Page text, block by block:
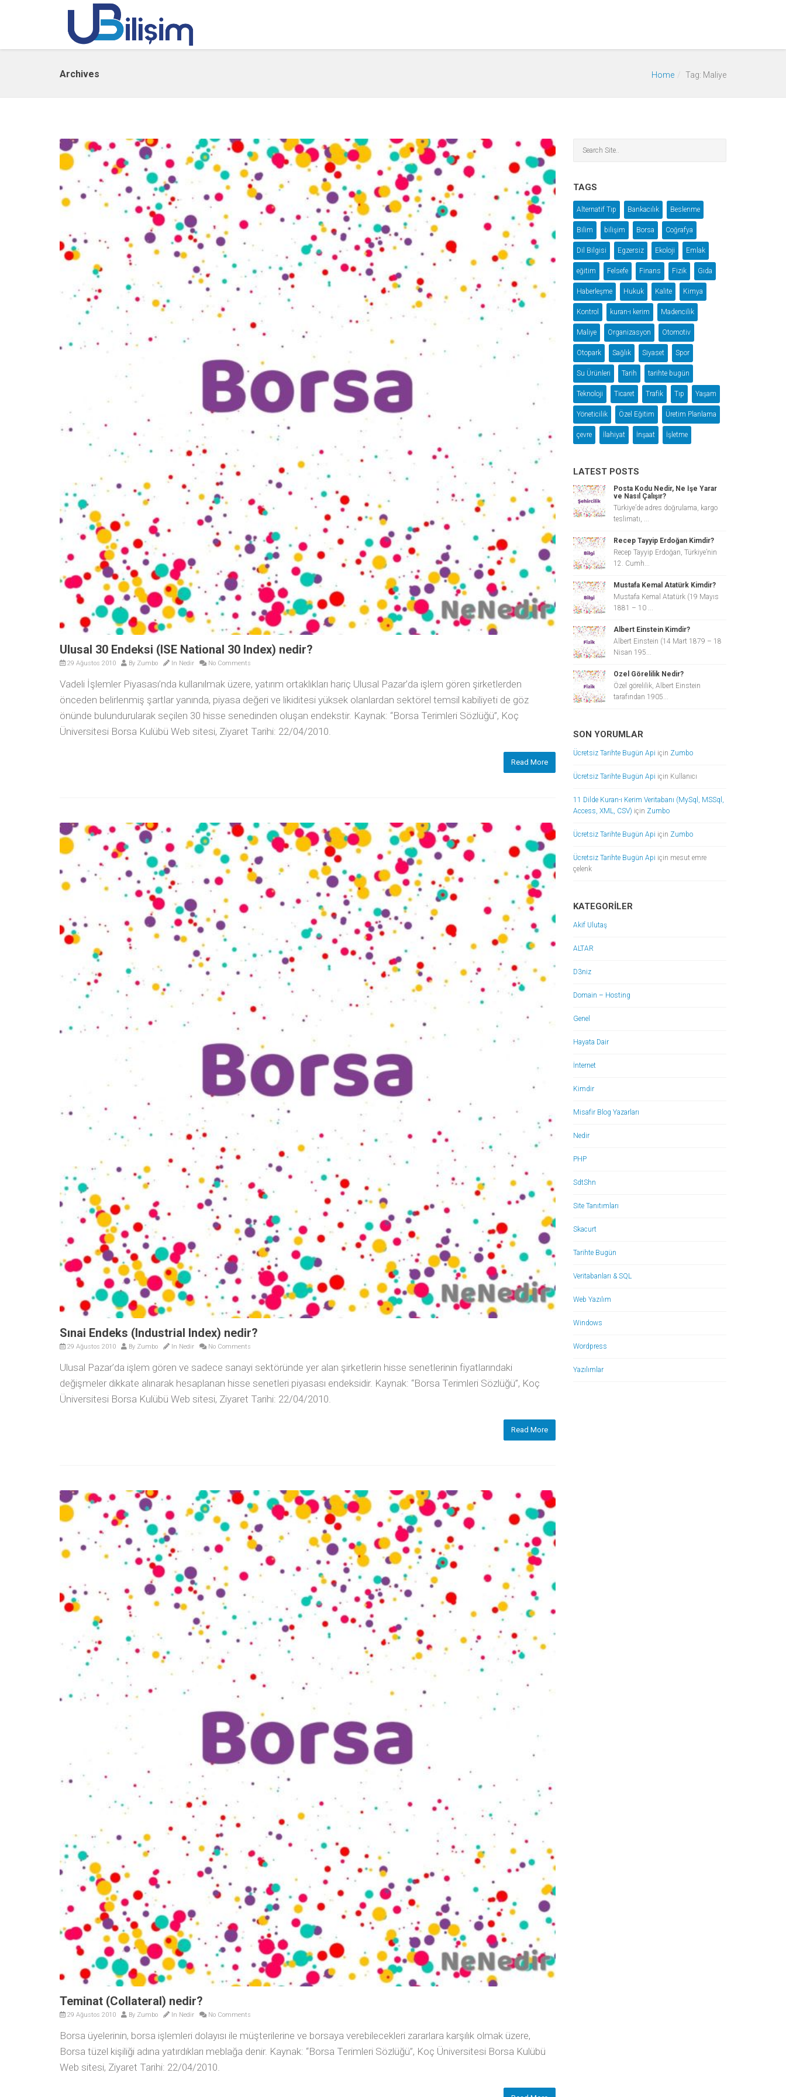
Archives Home Tag: Maliye
Ulusal 30 Endeksi (ISE National 30 Index) nedir?
29 Ağustos 2010 By Zumbo In Nedir No Comments
Vadeli İşlemler Piyasası’nda kullanılmak üzere, yatırım ortaklıkları hariç Ulusal Pazar’da işlem gören şirketlerden
önceden belirlenmiş şartlar yanında, piyasa değeri ve likiditesi yüksek olanlardan sektörel temsil kabiliyeti de göz
önünde bulundurularak seçilen 30 hisse senedinden oluşan endekstir. Kaynak: “Borsa Terimleri Sözlüğü”, Koç
Üniversitesi Borsa Kulübü Web sitesi, Ziyaret Tarihi: 22/04/2010.
Read More
Sınai Endeks (Industrial Index) nedir?
29 Ağustos 2010 By Zumbo In Nedir No Comments
Ulusal Pazar’da işlem gören ve sadece sanayi sektöründe yer alan şirketlerin hisse senetlerinin fiyatlarındaki
değişmeler dikkate alınarak hesaplanan hisse senetleri piyasası endeksidir. Kaynak: “Borsa Terimleri Sözlüğü”, Koç
Üniversitesi Borsa Kulübü Web sitesi, Ziyaret Tarihi: 22/04/2010.
Read More
Teminat (Collateral) nedir?
29 Ağustos 2010 By Zumbo In Nedir No Comments
Borsa üyelerinin, borsa işlemleri dolayısı ile müşterilerine ve borsaya verebilecekleri zararlara karşılık olmak üzere,
Borsa tüzel kişiliği adına yatırdıkları meblağa denir. Kaynak: “Borsa Terimleri Sözlüğü”, Koç Üniversitesi Borsa Kulübü
Web sitesi, Ziyaret Tarihi: 22/04/2010.
TAGS
Alternatif Tıp Bankacılık Beslenme
Bilim bilişim Borsa Coğrafya
Dil Bilgisi Egzersiz Ekoloji Emlak
eğitim Felsefe Finans Fizik Gıda
Haberleşme Hukuk Kalite Kimya
Kontrol kuran-ı kerim Madencilik
Maliye Organizasyon Otomotiv
Otopark Sağlık Siyaset Spor
Su Ürünleri Tarih tarihte bugün
Teknoloji Ticaret Trafik Tıp Yaşam
Yöneticilik Özel Eğitim Üretim Planlama
çevre İlahiyat İnşaat İşletme
LATEST POSTS
Posta Kodu Nedir, Ne İşe Yarar
ve Nasıl Çalışır?
Türkiye’de adres doğrulama, kargo
teslimatı, ...
Recep Tayyip Erdoğan Kimdir?
Recep Tayyip Erdoğan, Türkiye’nin
12. Cumh...
Mustafa Kemal Atatürk Kimdir?
Mustafa Kemal Atatürk (19 Mayıs
1881 – 10 ...
Albert Einstein Kimdir?
Albert Einstein (14 Mart 1879 – 18
Nisan 195...
Özel Görelilik Nedir?
Özel görelilik, Albert Einstein
tarafından 1905...
SON YORUMLAR
Ücretsiz Tarihte Bugün Api için Zumbo
Ücretsiz Tarihte Bugün Api için Kullanıcı
11 Dilde Kuran-ı Kerim Veritabanı (MySql, MSSql,
Access, XML, CSV) için Zumbo
Ücretsiz Tarihte Bugün Api için Zumbo
Ücretsiz Tarihte Bugün Api için mesut emre
çelenk
KATEGORILER
Akif Ulutaş
ALTAR
D3niz
Domain – Hosting
Genel
Hayata Dair
İnternet
Kimdir
Misafir Blog Yazarları
Nedir
PHP
SdtShn
Site Tanıtımları
Skacurt
Tarihte Bugün
Veritabanları & SQL
Web Yazılım
Windows
Wordpress
Yazılımlar